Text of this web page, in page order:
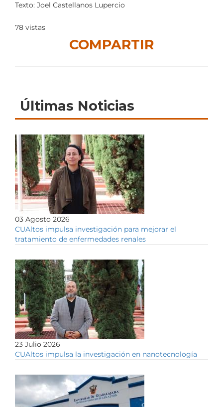
Texto: Joel Castellanos Lupercio
78 vistas
COMPARTIR
Últimas Noticias
03 Agosto 2026
CUAltos impulsa investigación para mejorar el
tratamiento de enfermedades renales
23 Julio 2026
CUAltos impulsa la investigación en nanotecnología